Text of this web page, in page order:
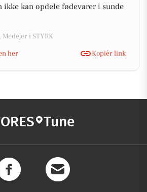
ikke kan opdele fødevarer i sunde
i STYRK
her
Kopiér link
Tune